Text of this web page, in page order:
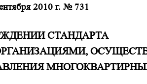
2010 г. № 731
СТАНДАРТА